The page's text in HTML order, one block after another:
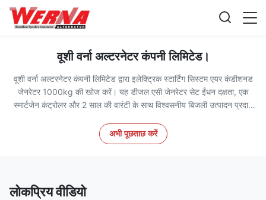
वूशी वर्ना अल्टरनेटर कंपनी लिमिटेड।
वूशी वर्ना अल्टरनेटर कंपनी लिमिटेड द्वारा इलेक्ट्रिक स्टार्टिंग सिस्टम एयर कंडीशनड
जेनरेटर 1000kg की खोज करें। यह डीजल एसी जेनरेटर सेट ईंधन दक्षता, एक
स्मार्टजेन कंट्रोलर और 2 साल की वारंटी के साथ विश्वसनीय बिजली उत्पादन प्रदान
डिज़ाइन के साथ एक आरामदायक काम करने का माहौल सुनिश्चित करता है।
अभी पूछताछ करें
लोकप्रिय वीडियो